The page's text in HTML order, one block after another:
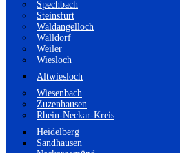
Spechbach
Steinsfurt
Waldangelloch
Walldorf
Weiler
Wiesloch
Altwiesloch
Wiesenbach
Zuzenhausen
Rhein-Neckar-Kreis
Heidelberg
Sandhausen